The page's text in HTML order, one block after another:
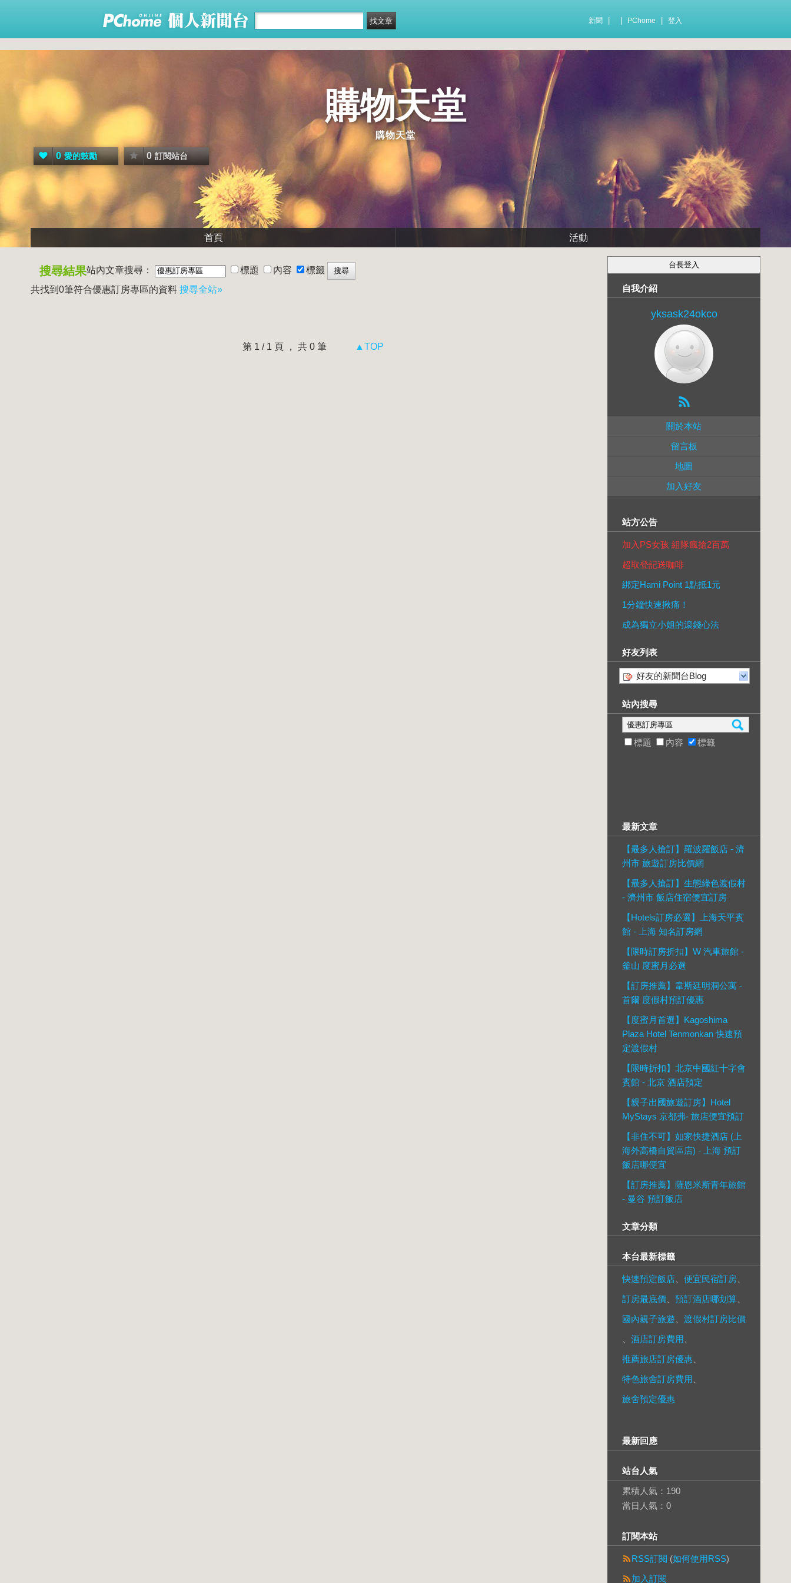
新聞 PChome 登入
購物天堂
購物天堂
0 愛的鼓勵 0 訂閱站台
首頁 活動
搜尋結果站內文章搜尋： 標題 內容
標籤
共找到0筆符合優惠訂房專區的資料 搜尋全站»
第 1 / 1 頁 ， 共 0 筆 ▲TOP
自我介紹
yksask24okco
關於本站
留言板
地圖
加入好友
站方公告
加入PS女孩 組隊瘋搶2百萬
超取登記送咖啡
綁定Hami Point 1點抵1元
1分鐘快速揪痛！
成為獨立小姐的滾錢心法
好友列表
好友的新聞台Blog
站內搜尋
標題 內容 標籤
最新文章
【最多人搶訂】羅波羅飯店 - 濟
州市 旅遊訂房比價網
【最多人搶訂】生態綠色渡假村
- 濟州市 飯店住宿便宜訂房
【Hotels訂房必選】上海天平賓
館 - 上海 知名訂房網
【限時訂房折扣】W 汽車旅館 -
釜山 度蜜月必選
【訂房推薦】韋斯廷明洞公寓 -
首爾 度假村預訂優惠
【度蜜月首選】Kagoshima
Plaza Hotel Tenmonkan 快速預
定渡假村
【限時折扣】北京中國紅十字會
賓館 - 北京 酒店預定
【親子出國旅遊訂房】Hotel
MyStays 京都弗- 旅店便宜預訂
【非住不可】如家快捷酒店 (上
海外高橋自貿區店) - 上海 預訂
飯店哪便宜
【訂房推薦】薩恩米斯青年旅館
- 曼谷 預訂飯店
文章分類
本台最新標籤
快速預定飯店 便宜民宿訂房
訂房最底價
預訂酒店哪划算
國內親子旅遊
渡假村訂房比價
酒店訂房費用
推薦旅店訂房優惠
特色旅舍訂房費用
旅舍預定優惠
最新回應
站台人氣
累積人氣： 190
當日人氣： 0
訂閱本站
RSS訂閱 (如何使用RSS)
加入訂閱